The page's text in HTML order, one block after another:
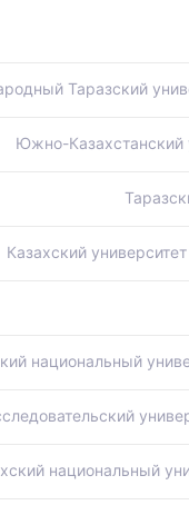
Таразский
Южно-Казахстанский
Казахский
национальный
национальный